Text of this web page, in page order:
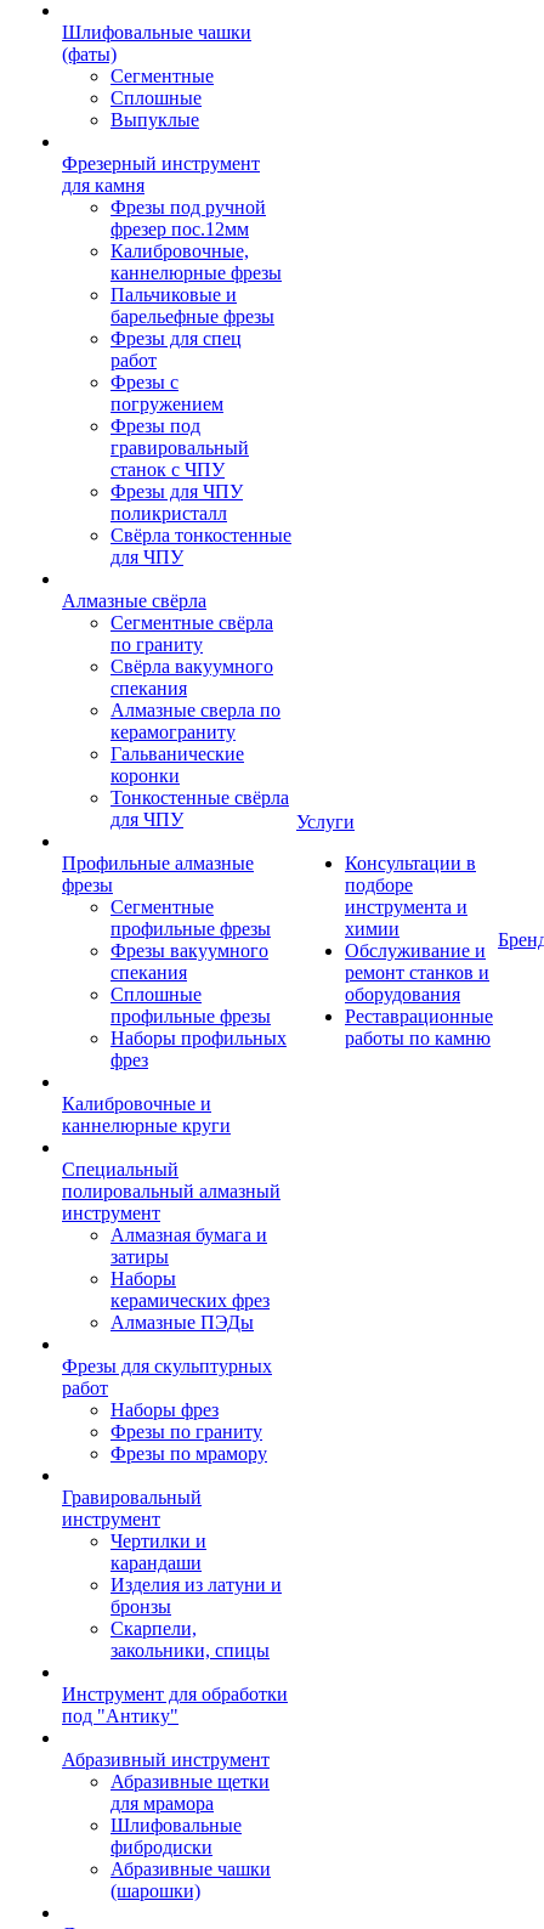
Шлифовальные чашки
(фаты)
Сегментные
Сплошные
Выпуклые
Фрезерный инструмент
для камня
Фрезы под ручной
фрезер пос.12мм
Калибровочные,
каннелюрные фрезы
Пальчиковые и
барельефные фрезы
Фрезы для спец
работ
Фрезы с
погружением
Фрезы под
гравировальный
станок с ЧПУ
Фрезы для ЧПУ
поликристалл
Свёрла тонкостенные
для ЧПУ
Алмазные свёрла
Сегментные свёрла
по граниту
Свёрла вакуумного
спекания
Алмазные сверла по
керамограниту
Гальванические
коронки
Тонкостенные свёрла
для ЧПУ
Профильные алмазные
фрезы
Сегментные
профильные фрезы
Фрезы вакуумного
спекания
Сплошные
профильные фрезы
Наборы профильных
фрез
Калибровочные и
каннелюрные круги
Специальный
полировальный алмазный
инструмент
Алмазная бумага и
затиры
Наборы
керамических фрез
Алмазные ПЭДы
Фрезы для скульптурных
работ
Наборы фрез
Фрезы по граниту
Фрезы по мрамору
Гравировальный
инструмент
Чертилки и
карандаши
Изделия из латуни и
бронзы
Скарпели,
закольники, спицы
Инструмент для обработки
под "Антику"
Абразивный инструмент
Абразивные щетки
для мрамора
Шлифовальные
фибродиски
Абразивные чашки
(шарошки)
Услуги
Консультации в
подборе
инструмента и
химии
Обслуживание и
ремонт станков и
оборудования
Реставрационные
работы по камню